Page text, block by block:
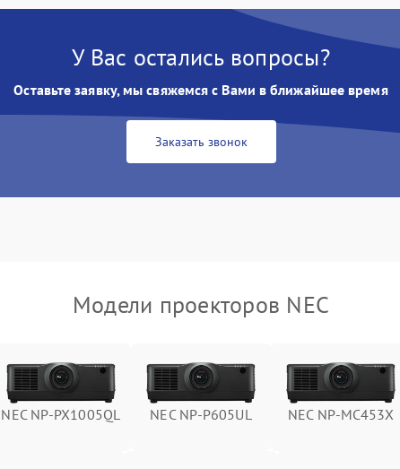
Неравномерная подсветка экрана 1 год
Не работает автоматическая
коррекция трапеции (Keystone)
Проблемы с масштабированием
У Вас остались вопросы?
Оставьте заявку, мы свяжемся с Вами в ближайшее время
Заказать звонок
Модели проекторов NEC
NEC NP-PX1005QL NEC NP-P605UL NEC NP-MC453X